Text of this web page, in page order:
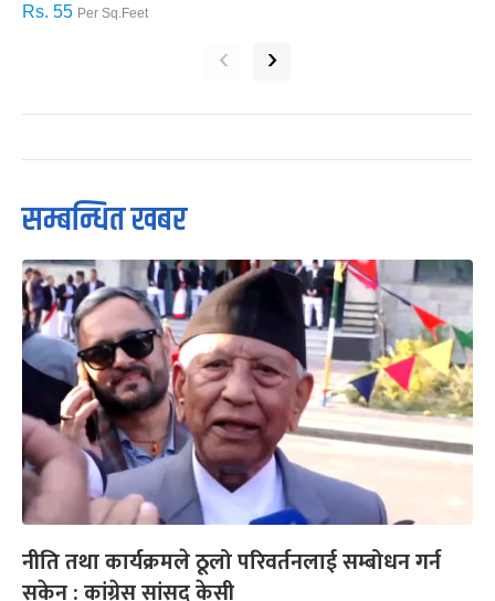
Rs. 55 Per Sq.Feet
‹ ›
सम्बन्धित खबर
नीति तथा कार्यक्रमले ठूलो परिवर्तनलाई सम्बोधन गर्न
सकेन : कांग्रेस सांसद केसी